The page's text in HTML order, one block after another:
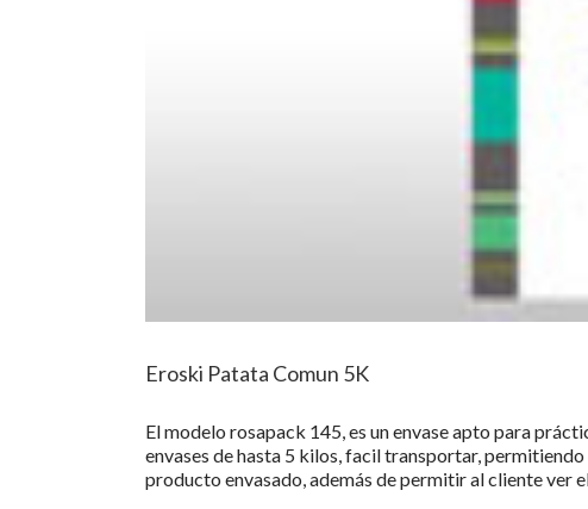
Eroski Patata Comun 5K
El modelo rosapack 145, es un envase apto para
envases de hasta 5 kilos, facil transportar,
producto envasado, además de permitir al cliente ver